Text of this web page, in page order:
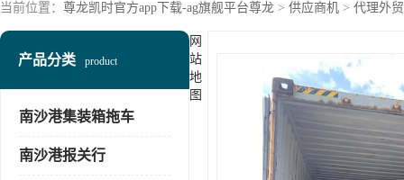
当前位置： 尊龙凯时官方app下载-ag旗舰平台尊龙 > 供应商机 > 代理外
产品分类 product
南沙港集装箱拖车
南沙港报关行
网
站
地
图